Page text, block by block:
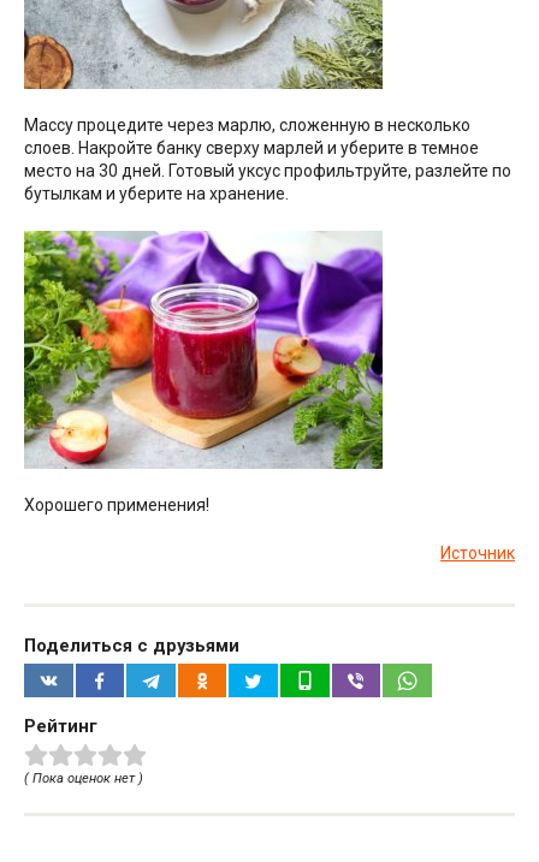
Массу процедите через марлю, сложенную в несколько
слоев. Накройте банку сверху марлей и уберите в темное
место на 30 дней. Готовый уксус профильтруйте, разлейте по
бутылкам и уберите на хранение.
Хорошего применения!
Источник
Поделиться с друзьями
Рейтинг
( Пока оценок нет )